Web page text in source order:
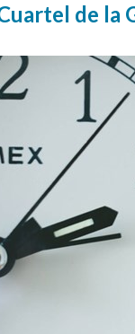
de la